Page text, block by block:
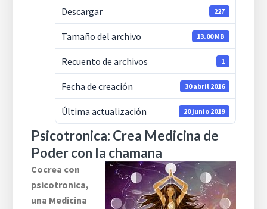
Descargar 227
Tamaño del archivo 13.00 MB
Recuento de archivos 1
Fecha de creación 30 abril 2016
Última actualización 20 junio 2019
Psicotronica: Crea Medicina de
Poder con la chamana
Cocrea con
psicotronica,
una Medicina